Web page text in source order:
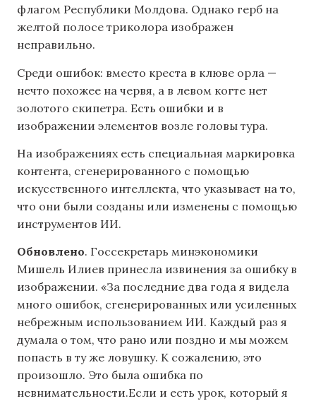
флагом Республики Молдова. Однако герб на
желтой полосе триколора изображен
неправильно.
Среди ошибок: вместо креста в клюве орла —
нечто похожее на червя, а в левом когте нет
золотого скипетра. Есть ошибки и в
изображении элементов возле головы тура.
На изображениях есть специальная маркировка
контента, сгенерированного с помощью
искусственного интеллекта, что указывает на то,
что они были созданы или изменены с помощью
инструментов ИИ.
Обновлено. Госсекретарь минэкономики
Мишель Илиев принесла извинения за ошибку в
изображении. «За последние два года я видела
много ошибок, сгенерированных или усиленных
небрежным использованием ИИ. Каждый раз я
думала о том, что рано или поздно и мы можем
попасть в ту же ловушку. К сожалению, это
произошло. Это была ошибка по
невнимательности.Если и есть урок, который я